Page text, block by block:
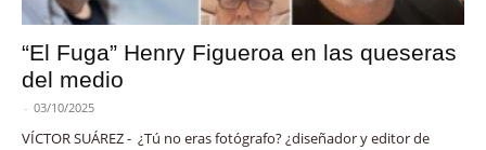
“El Fuga” Henry Figueroa en las queseras
del medio
- 03/10/2025
VÍCTOR SUÁREZ - ¿Tú no eras fotógrafo? ¿diseñador y editor de